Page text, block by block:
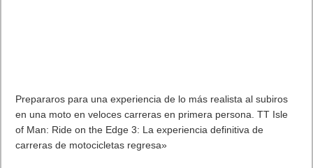
Prepararos para una experiencia de lo más realista al subiros
en una moto en veloces carreras en primera persona. TT Isle
of Man: Ride on the Edge 3: La experiencia definitiva de
carreras de motocicletas regresa»